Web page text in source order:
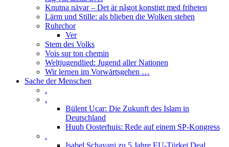
Knutna nävar – Det är något konstigt med friheten
Lärm und Stille: als blieben die Wolken stehen
Ruhrchor
Ver
Stem des Volks
Vois sur ton chemin
Weltjugendlied: Jugend aller Nationen
Wir lernen im Vorwärtsgehen …
Sache der Menschen
.
.
Bülent Ucar: Die Zukunft des Islam in
Deutschland
Huub Oosterhuis: Rede auf einem SP-Kongress
.
Isabel Schayani zu 5 Jahre EU-Türkei Deal